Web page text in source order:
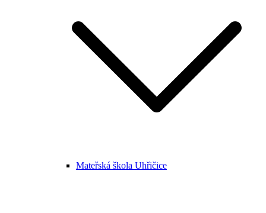
Mateřská škola Uhřičice